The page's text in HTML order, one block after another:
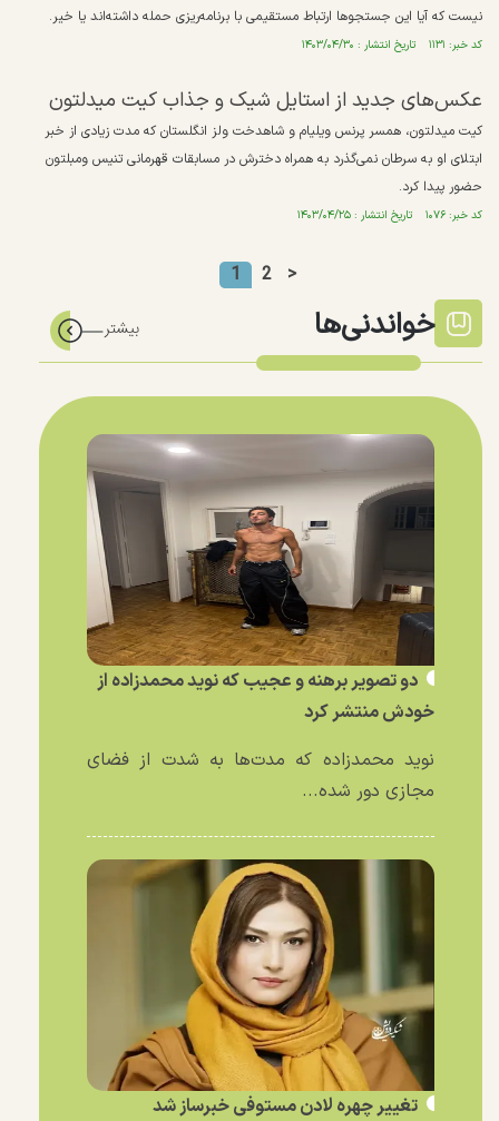
نیست که آیا این جستجوها ارتباط مستقیمی با برنامه‌ریزی حمله داشته‌اند یا خیر.
کد خبر: ۱۱۳۱ تاریخ انتشار : ۱۴۰۳/۰۴/۳۰
عکس‌های جدید از استایل شیک و جذاب کیت میدلتون
کیت میدلتون، همسر پرنس ویلیام و شاهدخت ولز انگلستان که مدت زیادی از خبر
ابتلای او به سرطان نمی‌گذرد به همراه دخترش در مسابقات قهرمانی تنیس ومبلتون
حضور پیدا کرد.
کد خبر: ۱۰۷۶ تاریخ انتشار : ۱۴۰۳/۰۴/۲۵
1 2 >
خواندنی‌ها
دو تصویر برهنه و عجیب که نوید محمدزاده از
خودش منتشر کرد
نوید محمدزاده که مدت‌ها به شدت از فضای
مجازی دور شده...
تغییر چهره لادن مستوفی خبرساز شد